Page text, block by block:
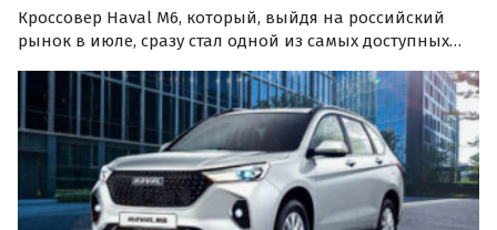
Кроссовер Haval M6, который, выйдя на российский
рынок в июле, сразу стал одной из самых доступных
начал давать на него «прямую выгоду» в 100 тыс.
рублей, сообщает портал «Автоновости дня» Согласно…